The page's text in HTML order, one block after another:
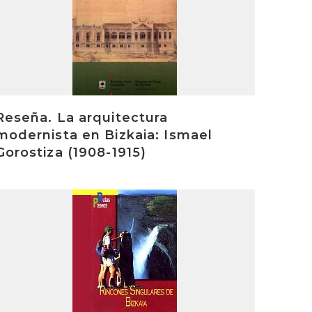
La arquitectura
en Bizkaia: Ismael
(1908-1915)